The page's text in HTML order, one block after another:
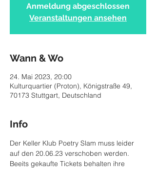
Anmeldung abgeschlossen
Veranstaltungen ansehen
Wann & Wo
24. Mai 2023, 20:00
Kulturquartier (Proton), Königstraße 49,
70173 Stuttgart, Deutschland
Info
Der Keller Klub Poetry Slam muss leider
auf den 20.06.23 verschoben werden.
Beeits gekaufte Tickets behalten ihre